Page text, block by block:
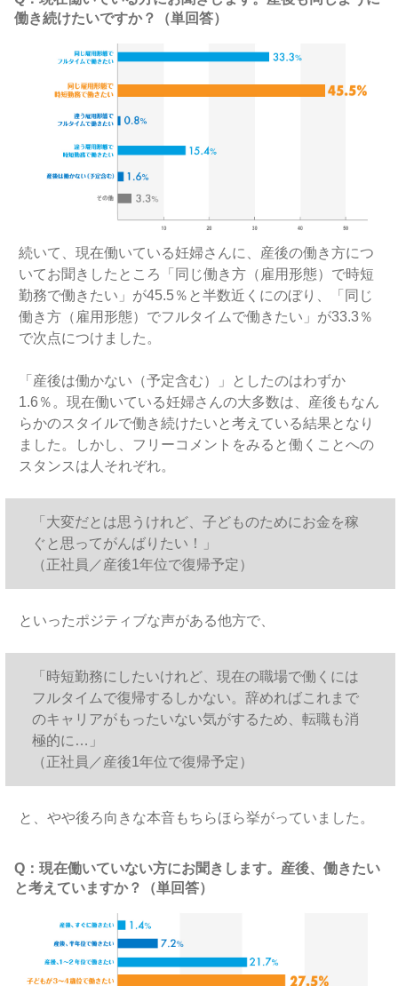
働き続けたいですか？（単回答）
続いて、現在働いている妊婦さんに、産後の働き方につ
いてお聞きしたところ「同じ働き方（雇用形態）で時短
勤務で働きたい」が45.5％と半数近くにのぼり、「同じ
働き方（雇用形態）でフルタイムで働きたい」が33.3％
で次点につけました。
「産後は働かない（予定含む）」としたのはわずか
1.6％。現在働いている妊婦さんの大多数は、産後もなん
らかのスタイルで働き続けたいと考えている結果となり
ました。しかし、フリーコメントをみると働くことへの
スタンスは人それぞれ。
「大変だとは思うけれど、子どものためにお金を稼
ぐと思ってがんばりたい！」
（正社員／産後1年位で復帰予定）
といったポジティブな声がある他方で、
「時短勤務にしたいけれど、現在の職場で働くには
フルタイムで復帰するしかない。辞めればこれまで
のキャリアがもったいない気がするため、転職も消
極的に…」
（正社員／産後1年位で復帰予定）
と、やや後ろ向きな本音もちらほら挙がっていました。
Q：現在働いていない方にお聞きします。産後、働きたい
と考えていますか？（単回答）